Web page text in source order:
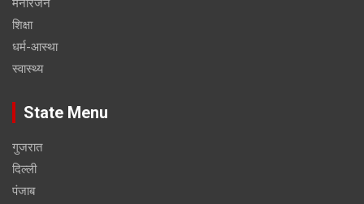
मनोरंजन
शिक्षा
धर्म-आस्था
स्वास्थ्य
State Menu
गुजरात
दिल्ली
पंजाब